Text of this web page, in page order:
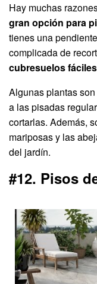
Hay muchas
gran opción para
tienes una
complicada de
cubresuelos
Algunas plantas
a las pisadas
cortarlas. Además,
mariposas y las
del jardín.
#12. Pisos